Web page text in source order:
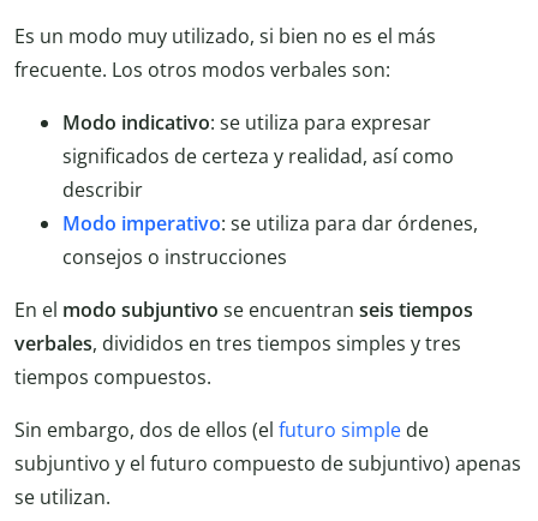
Es un modo muy utilizado, si bien no es el más
frecuente. Los otros modos verbales son:
Modo indicativo: se utiliza para expresar
significados de certeza y realidad, así como
describir
Modo imperativo: se utiliza para dar órdenes,
consejos o instrucciones
En el modo subjuntivo se encuentran seis tiempos
verbales, divididos en tres tiempos simples y tres
tiempos compuestos.
Sin embargo, dos de ellos (el futuro simple de
subjuntivo y el futuro compuesto de subjuntivo) apenas
se utilizan.